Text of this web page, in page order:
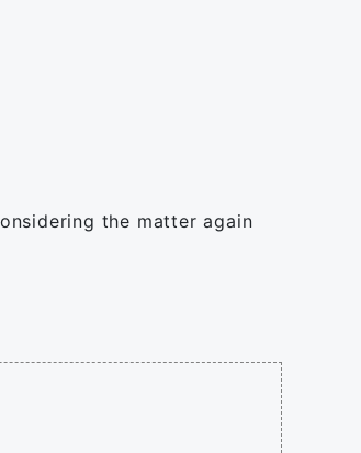
the matter again